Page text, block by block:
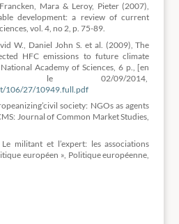
Mara & Leroy, Pieter (2007),
development: a review of current
vol. 4, no 2, p. 75-89.
W., Daniel John S. et al. (2009), The
HFC emissions to future climate
Academy of Sciences, 6 p., [en
le 02/09/2014,
106/27/10949.full.pdf
society: NGOs as agents
Journal of Common Market Studies,
militant et l’expert: les associations
européen », Politique européenne,